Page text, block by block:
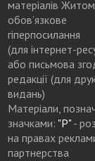
матеріалів
обов’язкове
гіперпосилання
(для інтернет-
або письмова
редакції (для
видань)
Матеріали,
значками: "Р"-
на правах
партнерства